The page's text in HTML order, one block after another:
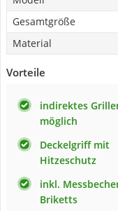
Gesamtgröße
Material
Vorteile
indirektes
möglich
Deckelgriff mit
Hitzeschutz
inkl.
Briketts